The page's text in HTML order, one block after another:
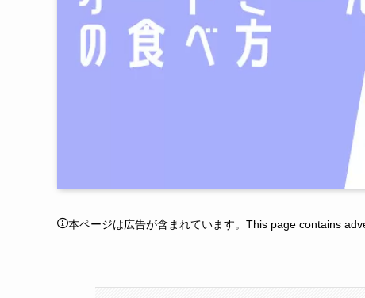
本ページは広告が含まれています。This page contains